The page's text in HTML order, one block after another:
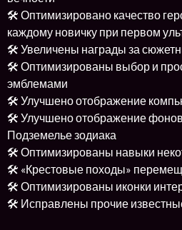
🛠 Оптимизировано качество
каждому новичку при первом
🛠 Увеличены награды за
🛠 Оптимизированы выбор и
эмблемами
🛠 Улучшено отображение
🛠 Улучшено отображение
Подземелье зодиака
🛠 Оптимизированы навыки
🛠 «Крестовые походы»
🛠 Оптимизированы иконки
🛠 Исправлены прочие